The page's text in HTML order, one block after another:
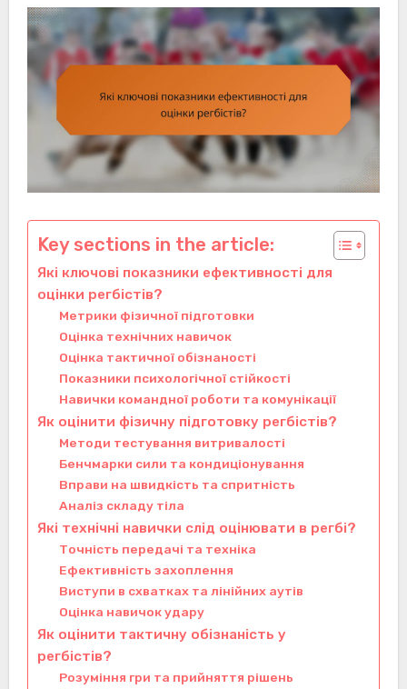
Key sections in the article:
Які ключові показники ефективності для
оцінки регбістів?
Метрики фізичної підготовки
Оцінка технічних навичок
Оцінка тактичної обізнаності
Показники психологічної стійкості
Навички командної роботи та комунікації
Як оцінити фізичну підготовку регбістів?
Методи тестування витривалості
Бенчмарки сили та кондиціонування
Вправи на швидкість та спритність
Аналіз складу тіла
Які технічні навички слід оцінювати в регбі?
Точність передачі та техніка
Ефективність захоплення
Виступи в схватках та лінійних аутів
Оцінка навичок удару
Як оцінити тактичну обізнаність у
регбістів?
Розуміння гри та прийняття рішень